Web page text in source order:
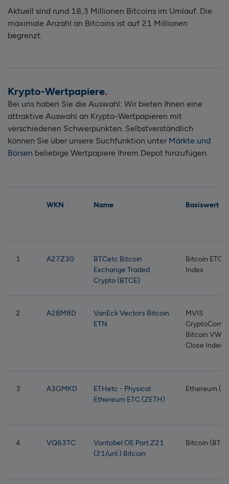
Aktuell sind rund 18,3 Millionen Bitcoins im Umlauf. Die
maximale Anzahl an Bitcoins ist auf 21 Millionen
begrenzt.
Krypto-Wertpapiere
Bei uns haben Sie die Auswahl: Wir bieten Ihnen eine
attraktive Auswahl an Krypto-Wertpapieren mit
verschiedenen Schwerpunkten. Selbstverständlich
können Sie über unsere Suchfunktion unter Märkte und
Börsen beliebige Wertpapiere Ihrem Depot hinzufügen.
WKN Name Basiswert
1 A27Z30
BTCetc Bitcoin
Exchange Traded
Crypto (BTCE)
Bitcoin ETC
Index
2 A28M8D
VanEck Vectors Bitcoin
ETN
MVIS
Bitcoin
Close Index
3 A3GMKD
ETHetc - Physical
Ethereum ETC (ZETH)
Ethereum
4 VQ63TC
Vontobel OE Part.Z21
(21/unl.) Bitcoin
Bitcoin (BTC)